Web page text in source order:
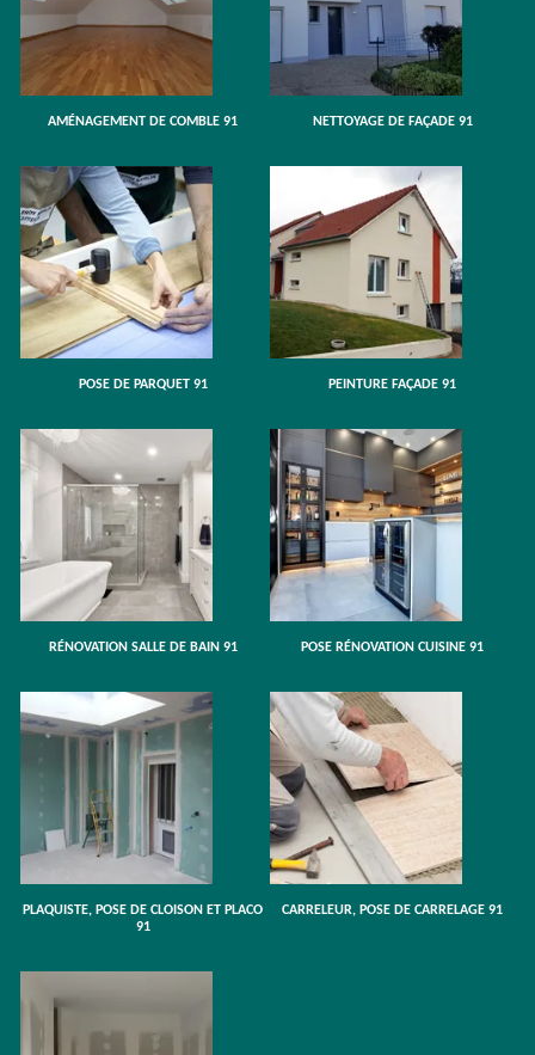
AMÉNAGEMENT DE COMBLE 91 NETTOYAGE DE FAÇADE 91
POSE DE PARQUET 91 PEINTURE FAÇADE 91
RÉNOVATION SALLE DE BAIN 91 POSE RÉNOVATION CUISINE 91
PLAQUISTE, POSE DE CLOISON ET PLACO
91
CARRELEUR, POSE DE CARRELAGE 91